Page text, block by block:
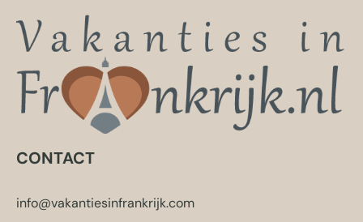
CONTACT
info@vakantiesinfrankrijk.com